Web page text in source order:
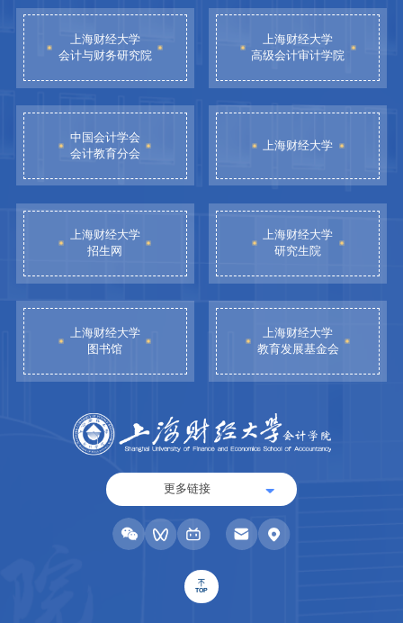
上海财经大学
会计与财务研究院
上海财经大学
高级会计审计学院
中国会计学会
会计教育分会
上海财经大学
上海财经大学
招生网
上海财经大学
研究生院
上海财经大学
图书馆
上海财经大学
教育发展基金会
更多链接
TOP